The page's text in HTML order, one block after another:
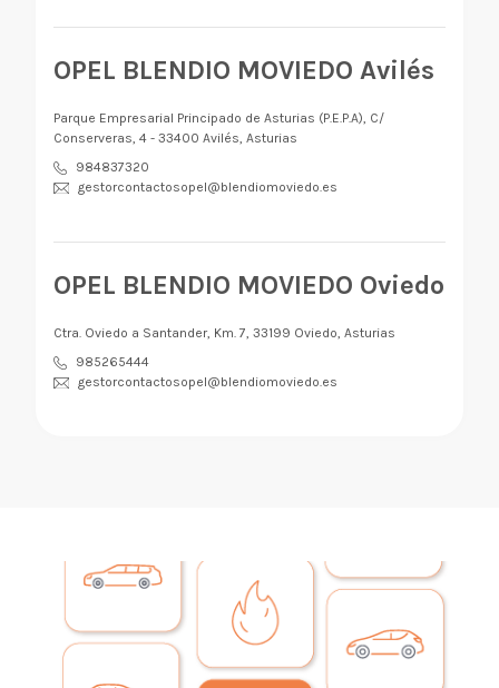
OPEL BLENDIO MOVIEDO Avilés
Parque Empresarial Principado de Asturias (P.E.P.A), C/
Conserveras, 4 - 33400 Avilés, Asturias
984837320
gestorcontactosopel@blendiomoviedo.es
OPEL BLENDIO MOVIEDO Oviedo
Ctra. Oviedo a Santander, Km. 7, 33199 Oviedo, Asturias
985265444
gestorcontactosopel@blendiomoviedo.es